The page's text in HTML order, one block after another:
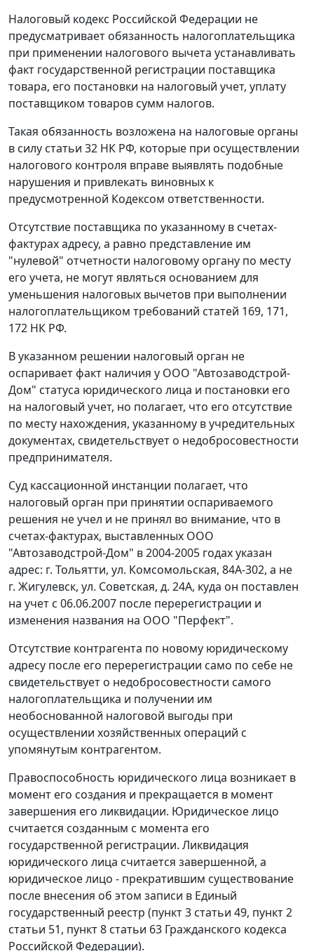
Налоговый кодекс Российской Федерации не
предусматривает обязанность налогоплательщика
при применении налогового вычета устанавливать
факт государственной регистрации поставщика
товара, его постановки на налоговый учет, уплату
поставщиком товаров сумм налогов.
Такая обязанность возложена на налоговые органы
в силу статьи 32 НК РФ, которые при осуществлении
налогового контроля вправе выявлять подобные
нарушения и привлекать виновных к
предусмотренной Кодексом ответственности.
Отсутствие поставщика по указанному в счетах-
фактурах адресу, а равно представление им
"нулевой" отчетности налоговому органу по месту
его учета, не могут являться основанием для
уменьшения налоговых вычетов при выполнении
налогоплательщиком требований статей 169, 171,
172 НК РФ.
В указанном решении налоговый орган не
оспаривает факт наличия у ООО "Автозаводстрой-
Дом" статуса юридического лица и постановки его
на налоговый учет, но полагает, что его отсутствие
по месту нахождения, указанному в учредительных
документах, свидетельствует о недобросовестности
предпринимателя.
Суд кассационной инстанции полагает, что
налоговый орган при принятии оспариваемого
решения не учел и не принял во внимание, что в
счетах-фактурах, выставленных ООО
"Автозаводстрой-Дом" в 2004-2005 годах указан
адрес: г. Тольятти, ул. Комсомольская, 84А-302, а не
г. Жигулевск, ул. Советская, д. 24А, куда он поставлен
на учет с 06.06.2007 после перерегистрации и
изменения названия на ООО "Перфект".
Отсутствие контрагента по новому юридическому
адресу после его перерегистрации само по себе не
свидетельствует о недобросовестности самого
налогоплательщика и получении им
необоснованной налоговой выгоды при
осуществлении хозяйственных операций с
упомянутым контрагентом.
Правоспособность юридического лица возникает в
момент его создания и прекращается в момент
завершения его ликвидации. Юридическое лицо
считается созданным с момента его
государственной регистрации. Ликвидация
юридического лица считается завершенной, а
юридическое лицо - прекратившим существование
после внесения об этом записи в Единый
государственный реестр (пункт 3 статьи 49, пункт 2
статьи 51, пункт 8 статьи 63 Гражданского кодекса
Российской Федерации).